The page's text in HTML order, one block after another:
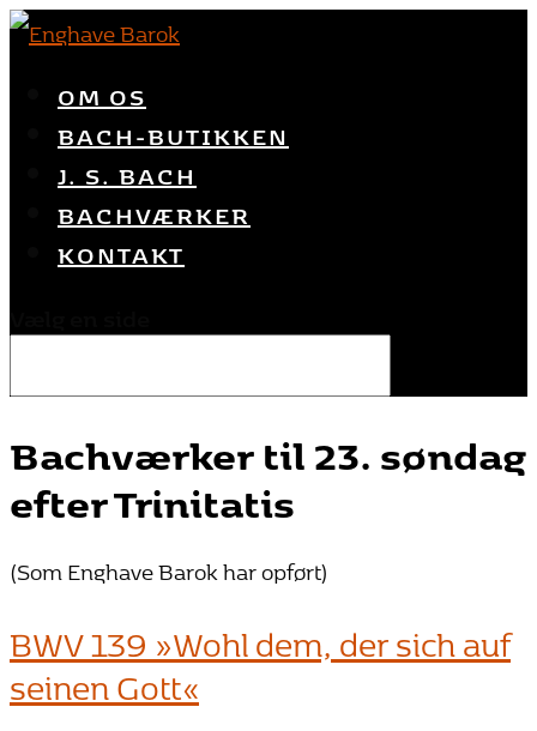
OM OS
BACH-BUTIKKEN
J. S. BACH
BACHVÆRKER
KONTAKT
Bachværker til 23. søndag
efter Trinitatis
(Som Enghave Barok har opført)
BWV 139 »Wohl dem, der sich auf
seinen Gott«